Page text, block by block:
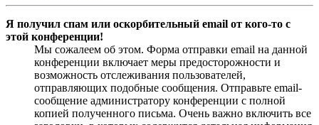
Я получил спам или оскорбительный email от кого-то с
этой конференции!
Мы сожалеем об этом. Форма отправки email на данной
конференции включает меры предосторожности и
возможность отслеживания пользователей,
отправляющих подобные сообщения. Отправьте email-
сообщение администратору конференции с полной
копией полученного письма. Очень важно включить все